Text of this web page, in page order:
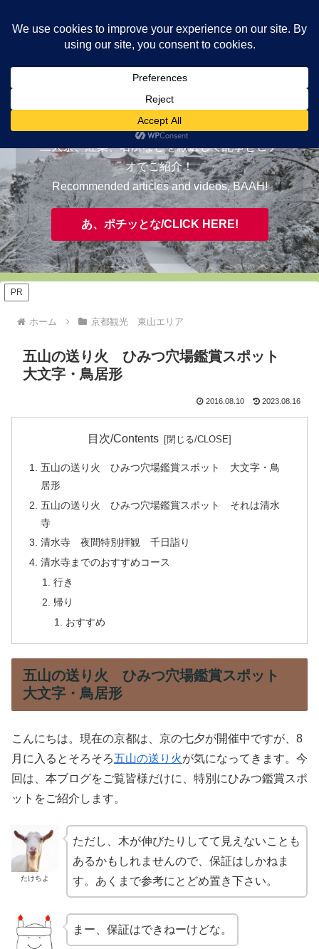
EVAAH!
おすすめ/RECOMMENDED
三大祭、紅葉、名所などを厳選して記事とビデ
オでご紹介！
Recommended articles and videos, BAAH!
あ、ポチッとな/CLICK HERE!
PR
ホーム 京都観光 東山エリア
五山の送り火 ひみつ穴場鑑賞スポット
大文字・鳥居形
2016.08.10 2023.08.16
目次/Contents
五山の送り火 ひみつ穴場鑑賞スポット 大文字・鳥
居形
五山の送り火 ひみつ穴場鑑賞スポット それは清水
寺
清水寺 夜間特別拝観 千日詣り
清水寺までのおすすめコース
行き
帰り
おすすめ
五山の送り火 ひみつ穴場鑑賞スポット
大文字・鳥居形
こんにちは。現在の京都は、京の七夕が開催中ですが、8
月に入るとそろそろ五山の送り火が気になってきます。今
回は、本ブログをご覧皆様だけに、特別にひみつ鑑賞スポ
ットをご紹介します。
たけちよ
ただし、木が伸びたりしてて見えないことも
あるかもしれませんので、保証はしかねま
す。あくまで参考にとどめ置き下さい。
まー、保証はできねーけどな。